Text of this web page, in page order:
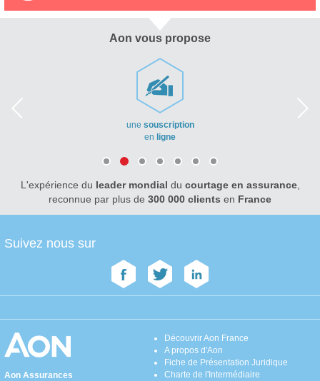
Aon vous propose
une souscription
en ligne
L'expérience du leader mondial du courtage en assurance,
reconnue par plus de 300 000 clients en France
Suivez nous sur
Aon Assurances
Découvrir Aon France
A propos d'Aon
Fiche de Présentation Juridique
Charte de l'Intermédiaire